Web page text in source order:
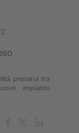
primaria tra
impianto